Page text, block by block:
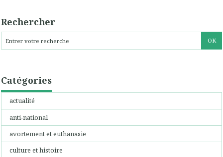
Rechercher
Catégories
actualité
anti-national
avortement et euthanasie
culture et histoire